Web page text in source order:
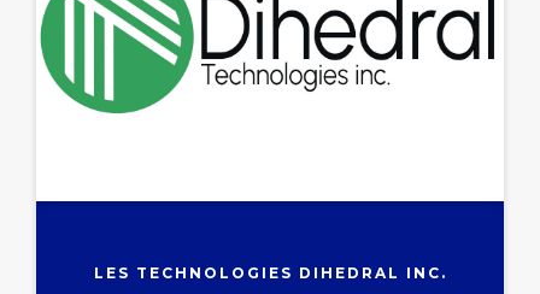
LES TECHNOLOGIES DIHEDRAL INC.